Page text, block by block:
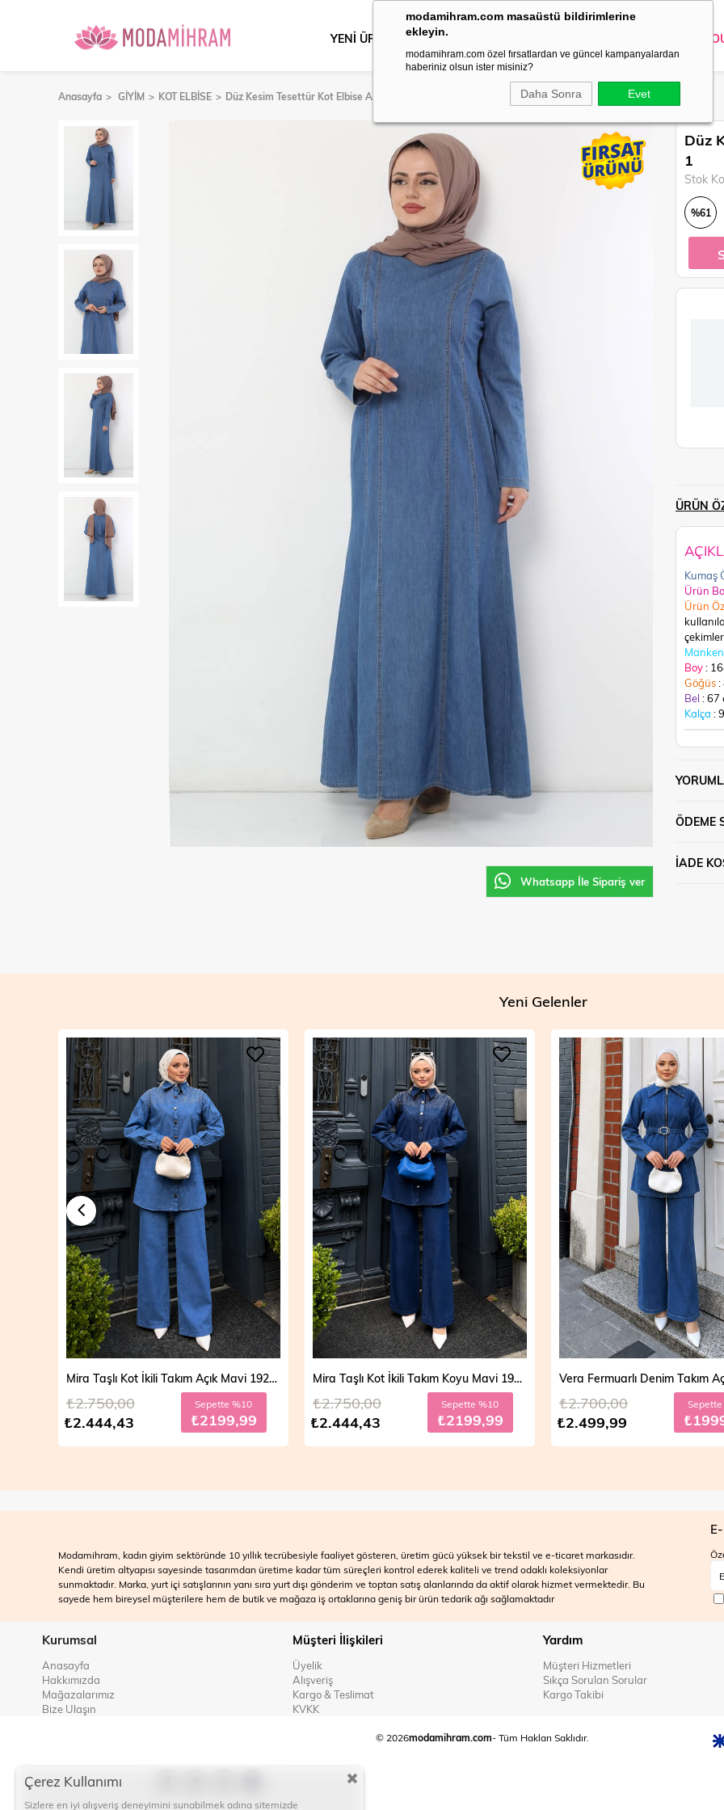
modamihram.com masaüstü bildirimlerine
ekleyin.
modamihram.com özel fırsatlardan ve güncel kampanyalardan
haberiniz olsun ister misiniz?
Daha Sonra Evet
YENİ ÜRÜNLER DIŞ GİYİM
Anasayfa GİYİM KOT ELBİSE Düz Kesim Tesettür Kot Elbise Açık Mavi 9983-1
Whatsapp İle Sipariş ver
Düz
1
Stok
%61
ÜRÜN
Kumaş
Ürün
Ürün
Boy:
Göğüs:
Bel : 67
Kalça :
ÖDEME
İADE
Yeni Gelenler
Mira Taşlı Kot İkili Takım Açık Mavi 19286
₺2.444,43
₺2.750,00 Sepette %10
₺2199,99
Mira Taşlı Kot İkili Takım Koyu Mavi 19286
₺2.444,43
₺2.750,00 Sepette %10
₺2199,99 ₺2.499,99
₺2.700,00
Modamihram, kadın giyim sektöründe 10 yıllık tecrübesiyle faaliyet gösteren, üretim gücü yüksek bir tekstil ve e-ticaret markasıdır.
Kendi üretim altyapısı sayesinde tasarımdan üretime kadar tüm süreçleri kontrol ederek kaliteli ve trend odaklı koleksiyonlar
sunmaktadır. Marka, yurt içi satışlarının yanı sıra yurt dışı gönderim ve toptan satış alanlarında da aktif olarak hizmet vermektedir. Bu
sayede hem bireysel müşterilere hem de butik ve mağaza iş ortaklarına geniş bir ürün tedarik ağı sağlamaktadır
Kurumsal
Anasayfa
Hakkımızda
Mağazalarımız
Bize Ulaşın
Müşteri İlişkileri
Üyelik
Alışveriş
Kargo & Teslimat
KVKK
Yardım
Müşteri Hizmetleri
Sıkça Sorulan Sorular
Kargo Takibi
© 2026modamihram.com- Tüm Hakları Saklıdır.
Çerez Kullanımı
Sizlere en iyi alışveriş deneyimini sunabilmek adına sitemizde